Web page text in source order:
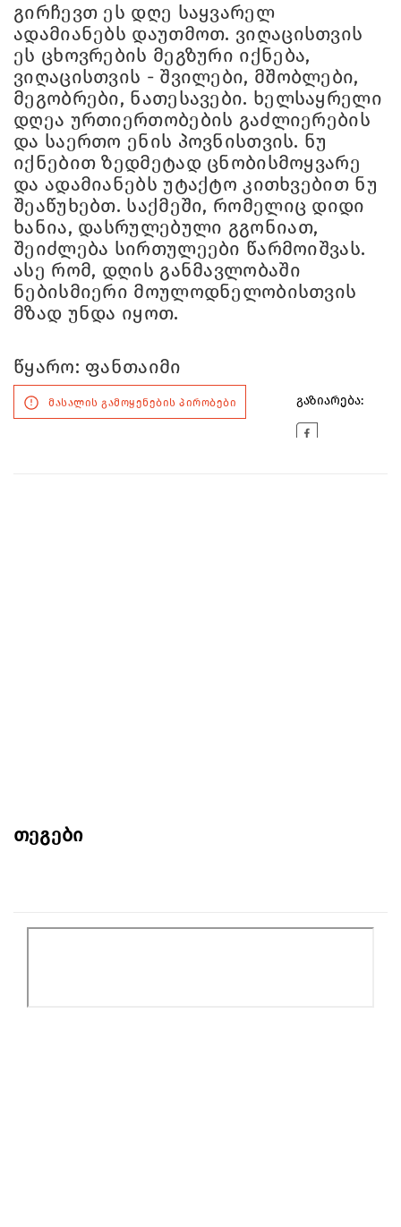
გირჩევთ ეს დღე საყვარელ
ადამიანებს დაუთმოთ. ვიღაცისთვის
ეს ცხოვრების მეგზური იქნება,
ვიღაცისთვის - შვილები, მშობლები,
მეგობრები, ნათესავები. ხელსაყრელი
დღეა ურთიერთობების გაძლიერების
და საერთო ენის პოვნისთვის. ნუ
იქნებით ზედმეტად ცნობისმოყვარე
და ადამიანებს უტაქტო კითხვებით ნუ
შეაწუხებთ. საქმეში, რომელიც დიდი
ხანია, დასრულებული გგონიათ,
შეიძლება სირთულეები წარმოიშვას.
ასე რომ, დღის განმავლობაში
ნებისმიერი მოულოდნელობისთვის
მზად უნდა იყოთ.
წყარო: ფანთაიმი
მასალის გამოყენების პირობები გაზიარება:
თეგები